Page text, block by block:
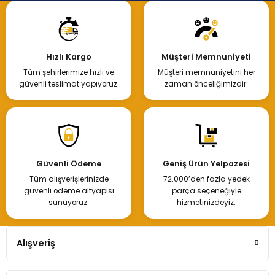
Hızlı Kargo
Tüm şehirlerimize hızlı ve
güvenli teslimat yapıyoruz.
Müşteri Memnuniyeti
Müşteri memnuniyetini her
zaman önceliğimizdir.
Güvenli Ödeme
Tüm alışverişlerinizde
güvenli ödeme altyapısı
sunuyoruz.
Geniş Ürün Yelpazesi
72.000’den fazla yedek
parça seçeneğiyle
hizmetinizdeyiz.
Alışveriş